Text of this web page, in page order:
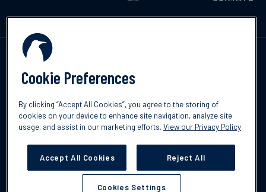
English
responsabilité
Cookie Preferences
By clicking “Accept All Cookies”, you agree to the storing of
cookies on your device to enhance site navigation, analyze site
usage, and assist in our marketing efforts. View our Privacy Policy
Accept All Cookies Reject All
Cookies Settings